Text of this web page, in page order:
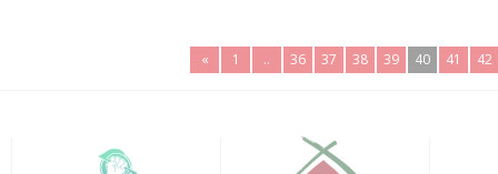
« 1 .. 36 37 38 39 40 41 42